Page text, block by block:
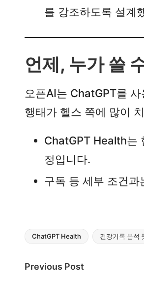
를 강조하도록 설계
언제, 누가 쓸
오픈AI는 ChatGPT를
행태가 헬스 쪽에 많이
ChatGPT Health는
정입니다.​
구독 등 세부 조건
Tags:
ChatGPT Health 건강기록 분석
Post
Previous Post